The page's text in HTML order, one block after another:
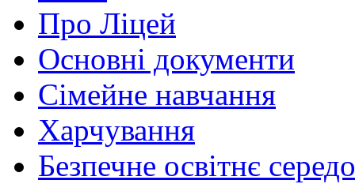
Про Ліцей
Основні документи
Сімейне навчання
Харчування
Безпечне освітнє